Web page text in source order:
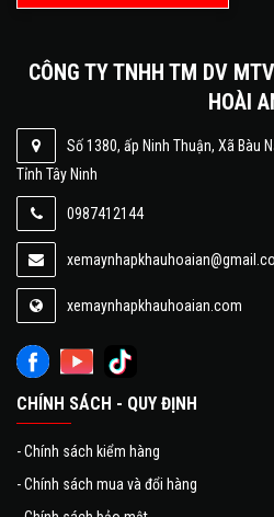
CÔNG TY TNHH TM DV
HOÀI
Số 1380, ấp Ninh Thuận, Xã Bàu
Tỉnh Tây Ninh
0987412144
xemaynhapkhauhoaian.com
CHÍNH SÁCH - QUY ĐỊNH
-Chính sách kiểm hàng
-Chính sách mua và đổi hàng